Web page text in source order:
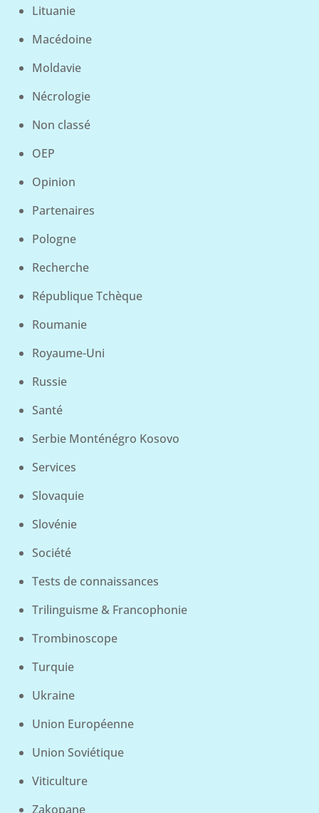
Lituanie
Macédoine
Moldavie
Nécrologie
Non classé
OEP
Opinion
Partenaires
Pologne
Recherche
République Tchèque
Roumanie
Royaume-Uni
Russie
Santé
Serbie Monténégro Kosovo
Services
Slovaquie
Slovénie
Société
Tests de connaissances
Trilinguisme & Francophonie
Trombinoscope
Turquie
Ukraine
Union Européenne
Union Soviétique
Viticulture
Zakopane